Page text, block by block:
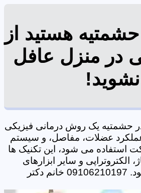
هستید از
در منزل عافل
نشوید!
در حشمتیه یک روش درمانی فیزیکی
عضلات، مفاصل، و سیستم
استفاده می شود، این تکنیک ها
الکتروتراپی و سایر ابزارهای
فیزیک درمانی می شود. 09106210197 خانم دکتر